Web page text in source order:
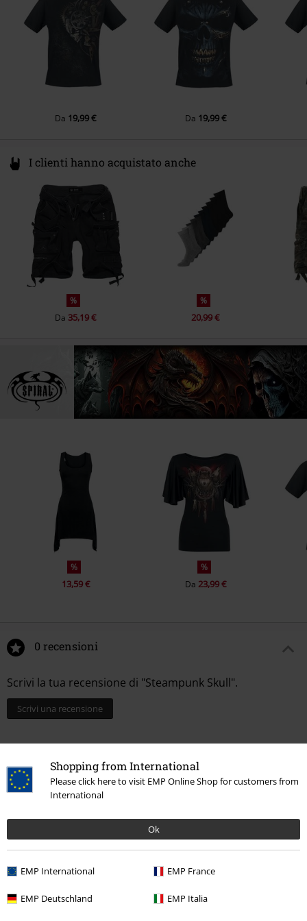
Shopping from International
Please click here to visit EMP Online Shop for customers from
International
Ok
EMP International EMP France
EMP Deutschland EMP Italia
Hello@attitudeholland.nl
Da 19,99 € Da 19,99 €
I clienti hanno acquistato anche
%
Da 35,19 €
%
20,99 €
%
13,59 €
%
Da 23,99 €
0 recensioni
Scrivi la tua recensione di "Steampunk Skull".
Scrivi una recensione
Ultimi articoli visualizzati